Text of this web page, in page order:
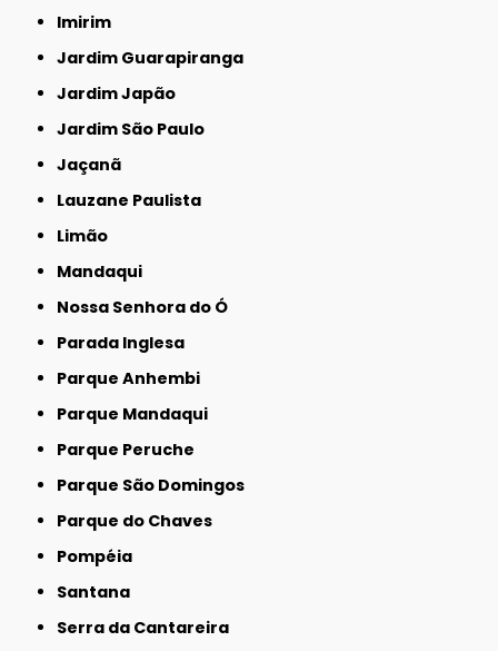
Imirim
Jardim Guarapiranga
Jardim Japão
Jardim São Paulo
Jaçanã
Lauzane Paulista
Limão
Mandaqui
Nossa Senhora do Ó
Parada Inglesa
Parque Anhembi
Parque Mandaqui
Parque Peruche
Parque São Domingos
Parque do Chaves
Pompéia
Santana
Serra da Cantareira